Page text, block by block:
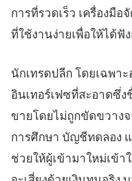
การที่รวดเร็ว เครื่องมือ
ที่ใช้งานง่ายเพื่อให้ได้ฟั
นักเทรดปลีก โดยเฉพา
อินเทอร์เฟซที่สะอาดซึ่
ขายโดยไม่ถูกขัดขวางจ
การศึกษา บัญชีทดลอง
ช่วยให้ผู้เข้ามาใหม่เข้า